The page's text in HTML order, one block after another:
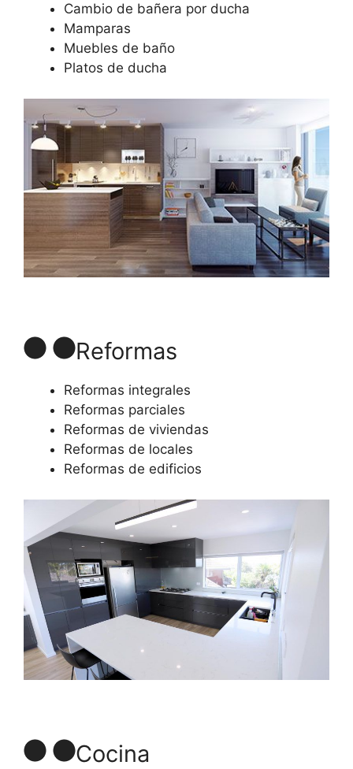
Cambio de bañera por ducha
Mamparas
Muebles de baño
Platos de ducha
Reformas
Reformas integrales
Reformas parciales
Reformas de viviendas
Reformas de locales
Reformas de edificios
Cocina